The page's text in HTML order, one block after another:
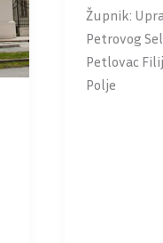
Župnik:
Petrovog
Petlovac
Polje